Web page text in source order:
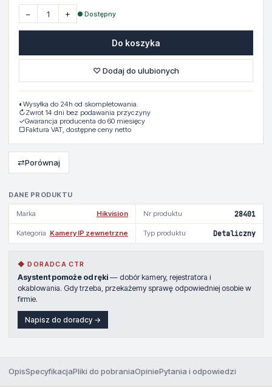
DANE PRODUKTU
Marka Hikvision Nr produktu 28401
Kategoria Kamery IP zewnetrzne Typ produktu Detaliczny
◆ DORADCA CTR
Asystent pomoże od ręki — dobór kamery, rejestratora i
okablowania. Gdy trzeba, przekażemy sprawę odpowiedniej osobie w
firmie.
Napisz do doradcy →
− + ● Dostępny
Do koszyka
♡ Dodaj do ulubionych
◐ Wysyłka do 24h od skompletowania.
↻Zwrot 14 dni bez podawania przyczyny
✓Gwarancja producenta do 60 miesięcy
▢Faktura VAT, dostępne ceny netto
⇄Porównaj
OpisSpecyfikacjaPliki do pobraniaOpiniePytania i odpowiedzi